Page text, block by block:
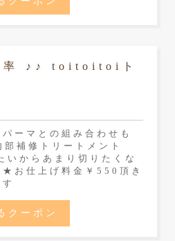
率 ♪♪ toitoitoiト
ーマとの組み合わせも
補修トリートメント
からあまり切りたくな
★お仕上げ料金￥550頂き
クーポン